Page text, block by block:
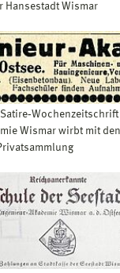
Hansestadt Wismar
Wismar wirbt mit